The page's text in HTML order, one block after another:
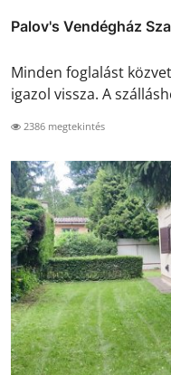
Palov's Vendégház
Minden foglalást
igazol vissza. A
2386 megtekintés